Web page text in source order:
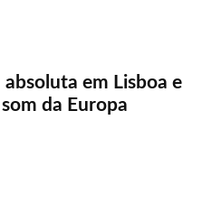
em Lisboa e
da Europa